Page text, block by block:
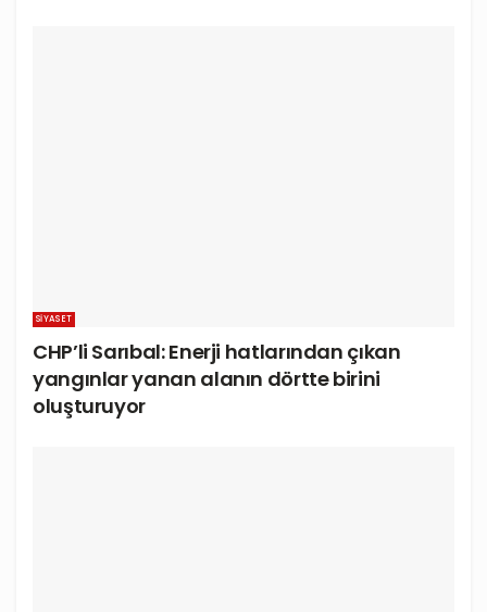
SIYASET
CHP’li Sarıbal: Enerji hatlarından çıkan
yangınlar yanan alanın dörtte birini
oluşturuyor